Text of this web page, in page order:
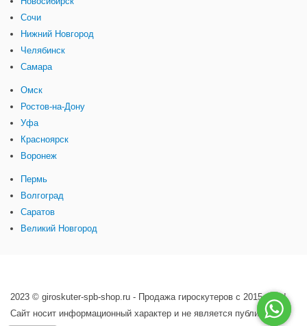
Сочи
Нижний Новгород
Челябинск
Самара
Омск
Ростов-на-Дону
Уфа
Красноярск
Воронеж
Пермь
Волгоград
Саратов
Великий Новгород
2023 © giroskuter-spb-shop.ru - Продажа гироскутеров с 2015 года!
Сайт носит информационный характер и не является публичной